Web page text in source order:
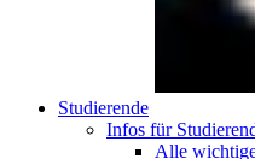
Studierende
Infos für
Alle